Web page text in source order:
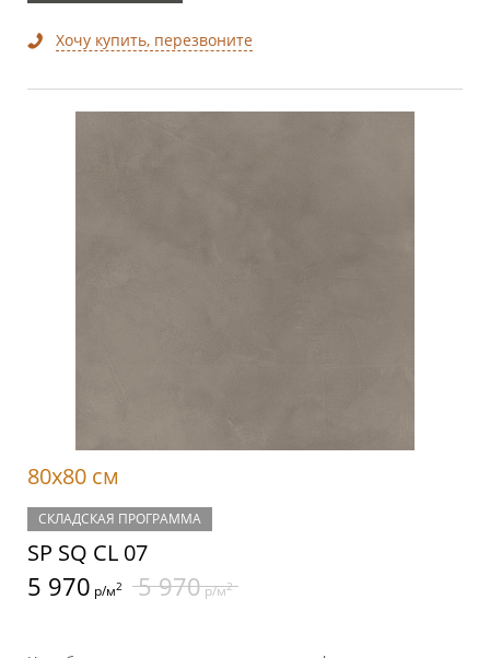
Хочу купить, перезвоните
80x80 см
СКЛАДСКАЯ ПРОГРАММА
SP SQ CL 07
5 970 р/м2 5 970р/м2